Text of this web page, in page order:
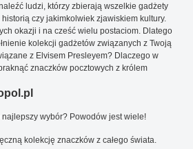
ludzi, którzy zbierają wszelkie gadżety
czy jakimkolwiek zjawiskiem kultury.
okazji i na cześć wielu postaciom. Dlatego
kolekcji gadżetów związanych z Twoją
z Elvisem Presleyem? Dlaczego w
znaczków pocztowych z królem
wybór? Powodów jest wiele!
kolekcję znaczków z całego świata.